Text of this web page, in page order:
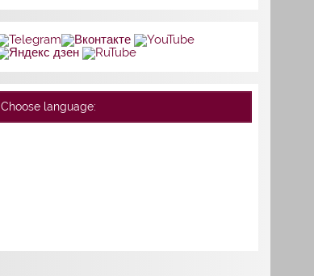
Choose language: